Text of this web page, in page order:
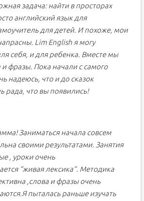
задача: найти в просторах
английский язык для
для детей. И похоже, мои
Lim English я могу
себя, и для ребенка. Вместе мы
фразы. Пока начали с самого
надеюсь, что и до сказок
рада, что вы появились!
Заниматься начала совсем
своими результатами. Занятия
, уроки очень
“живая лексика“. Методика
,слова и фразы очень
пыталась раньше изучать